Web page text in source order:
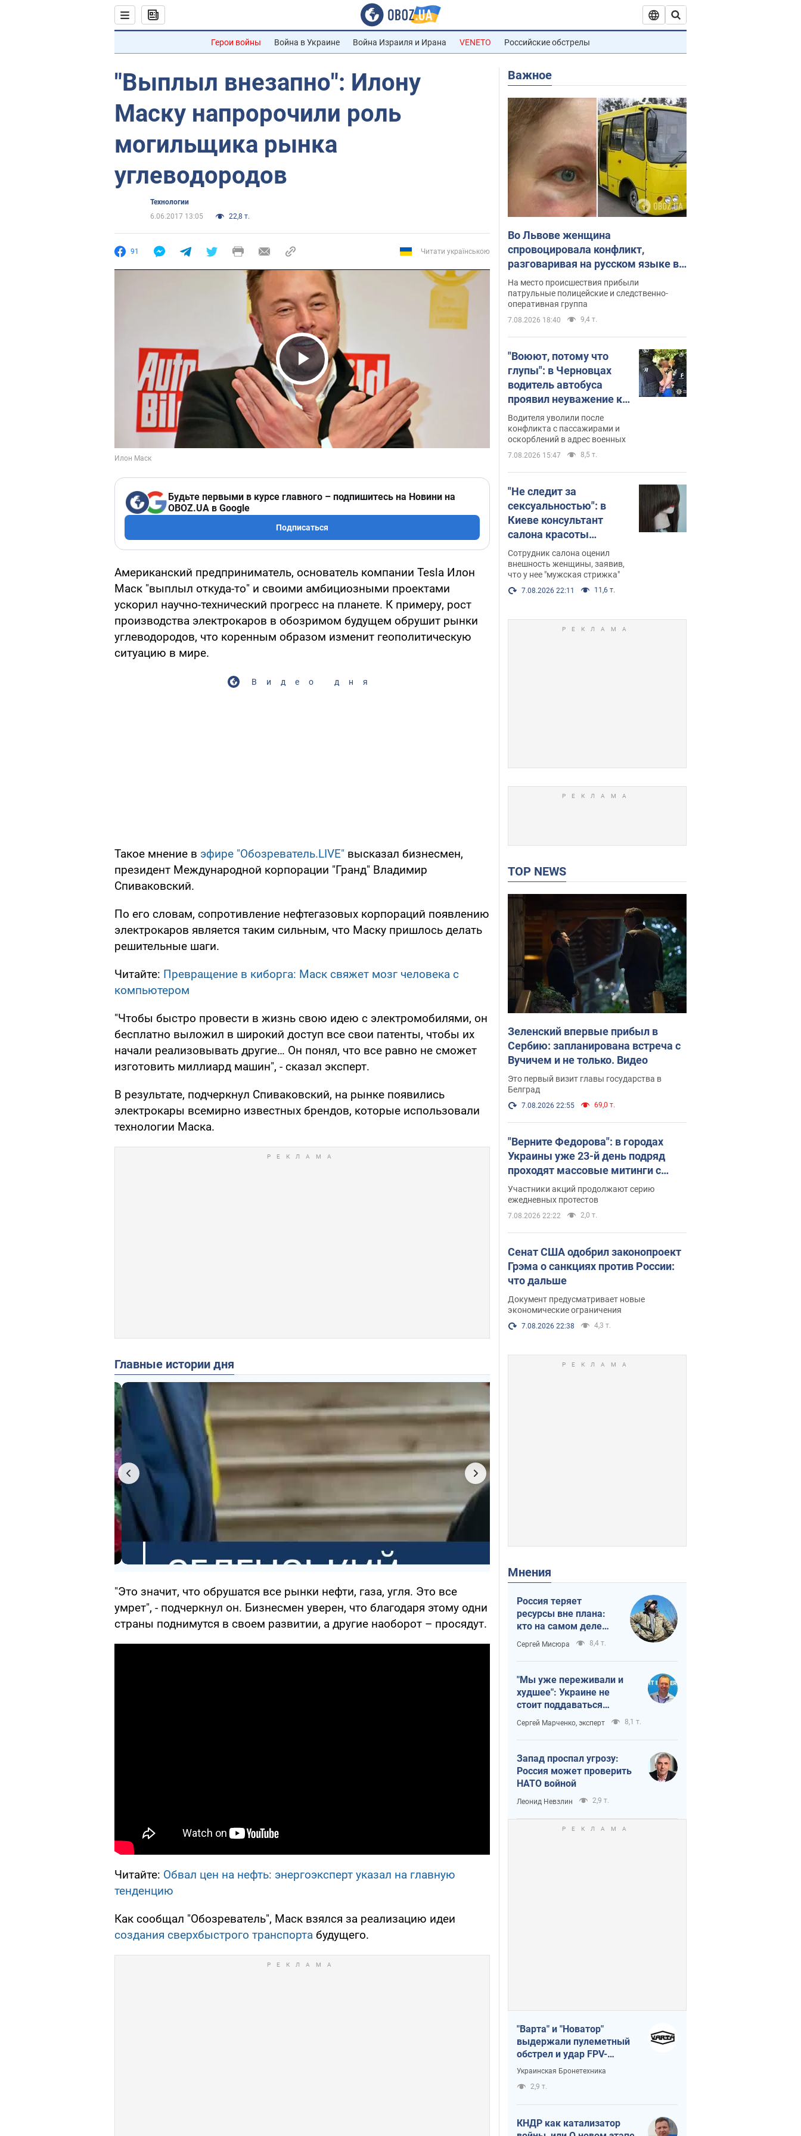
Герои войны Война в Украине Война Израиля и Ирана VENETO Российские обстрелы
"Выплыл внезапно": Илону
Маску напророчили роль
могильщика рынка
углеводородов
Технологии
6.06.2017 13:05
22,8 т.
91 Читати українською
Play Video
Будьте первыми в курсе главного – подпишитесь на Новини на
OBOZ.UA в Google
Подписаться
Американский предприниматель, основатель компании Tesla Илон
Маск "выплыл откуда-то" и своими амбициозными проектами
ускорил научно-технический прогресс на планете. К примеру, рост
производства электрокаров в обозримом будущем обрушит рынки
углеводородов, что коренным образом изменит геополитическую
ситуацию в мире.
Видео дня
Такое мнение в эфире "Обозреватель.LIVE" высказал бизнесмен,
президент Международной корпорации "Гранд" Владимир
Спиваковский.
По его словам, сопротивление нефтегазовых корпораций появлению
электрокаров является таким сильным, что Маску пришлось делать
решительные шаги.
Читайте: Превращение в киборга: Маск свяжет мозг человека с
компьютером
"Чтобы быстро провести в жизнь свою идею с электромобилями, он
бесплатно выложил в широкий доступ все свои патенты, чтобы их
начали реализовывать другие… Он понял, что все равно не сможет
изготовить миллиард машин", - сказал эксперт.
В результате, подчеркнул Спиваковский, на рынке появились
электрокары всемирно известных брендов, которые использовали
технологии Маска.
Главные истории дня
"Это значит, что обрушатся все рынки нефти, газа, угля. Это все
умрет", - подчеркнул он. Бизнесмен уверен, что благодаря этому одни
страны поднимутся в своем развитии, а другие наоборот – просядут.
Читайте: Обвал цен на нефть: энергоэксперт указал на главную
тенденцию
Как сообщал "Обозреватель", Маск взялся за реализацию идеи
создания сверхбыстрого транспорта будущего.
Важное
Во Львове женщина
спровоцировала конфликт,
разговаривая на русском языке в
маршрутке: полиция составила
административный протокол.
Видео
На место происшествия прибыли
патрульные полицейские и следственно-
оперативная группа
7.08.2026 18:40 9,4 т.
"Воюют, потому что
глупы": в Черновцах
водитель автобуса
проявил неуважение к
украинским военным и
поплатился за это.
Видео
Водителя уволили после
конфликта с пассажирами и
оскорблений в адрес военных
7.08.2026 15:47 8,5 т.
"Не следит за
сексуальностью": в
Киеве консультант
салона красоты
оскорбил женщину
после химиотерапии,
разгорелся скандал.
Фото
Сотрудник салона оценил
внешность женщины, заявив,
что у нее "мужская стрижка"
7.08.2026 22:11 11,6 т.
TOP NEWS
Зеленский впервые прибыл в
Сербию: запланирована встреча с
Вучичем и не только. Видео
Это первый визит главы государства в
Белград
7.08.2026 22:55 69,0 т.
"Верните Федорова": в городах
Украины уже 23-й день подряд
проходят массовые митинги с
плакатами. Фото и видео
Участники акций продолжают серию
ежедневных протестов
7.08.2026 22:22 2,0 т.
Сенат США одобрил законопроект
Грэма о санкциях против России:
что дальше
Документ предусматривает новые
экономические ограничения
7.08.2026 22:38 4,3 т.
Мнения
Россия теряет
ресурсы вне плана:
кто на самом деле
диктует темп войны
Сергей Мисюра 8,4 т.
"Мы уже переживали и
худшее": Украине не
стоит поддаваться
отчаянию из-за
ракетного террора
Сергей Марченко, эксперт 8,1 т.
Запад проспал угрозу:
Россия может проверить
НАТО войной
Леонид Невзлин 2,9 т.
"Варта" и "Новатор"
выдержали пулеметный
обстрел и удар FPV-
дрона, сохранив жизнь
Украинская Бронетехника
2,9 т.
КНДР как катализатор